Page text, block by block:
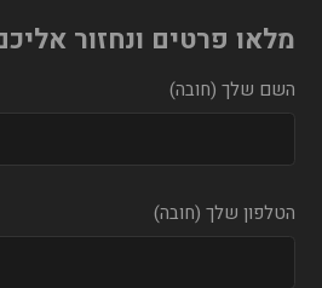
מלאו פרטים ונחזור
השם שלך (חובה)
הטלפון שלך (חובה)